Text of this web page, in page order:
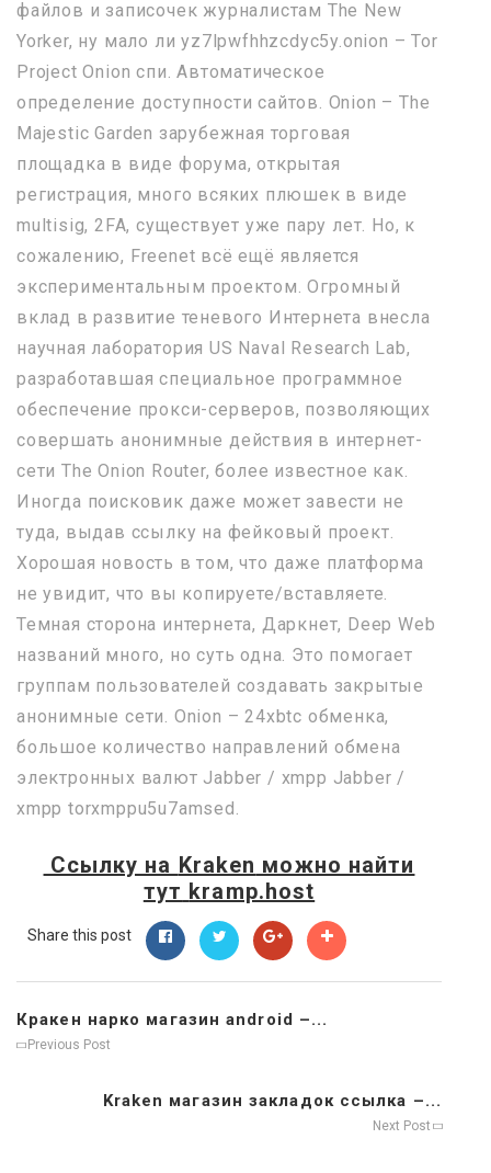
файлов и записочек журналистам The New
Yorker, ну мало ли yz7lpwfhhzcdyc5y.onion – Tor
Project Onion спи. Автоматическое
определение доступности сайтов. Onion – The
Majestic Garden зарубежная торговая
площадка в виде форума, открытая
регистрация, много всяких плюшек в виде
multisig, 2FA, существует уже пару лет. Но, к
сожалению, Freenet всё ещё является
экспериментальным проектом. Огромный
вклад в развитие теневого Интернета внесла
научная лаборатория US Naval Research Lab,
разработавшая специальное программное
обеспечение прокси-серверов, позволяющих
совершать анонимные действия в интернет-
сети The Onion Router, более известное как.
Иногда поисковик даже может завести не
туда, выдав ссылку на фейковый проект.
Хорошая новость в том, что даже платформа
не увидит, что вы копируете/вставляете.
Темная сторона интернета, Даркнет, Deep Web
названий много, но суть одна. Это помогает
группам пользователей создавать закрытые
анонимные сети. Onion – 24xbtc обменка,
большое количество направлений обмена
электронных валют Jabber / xmpp Jabber /
xmpp torxmppu5u7amsed.
Ссылку на Kraken можно найти
тут kramp.host
Share this post
Кракен нарко магазин android –...
Previous Post
Kraken магазин закладок ссылка –...
Next Post